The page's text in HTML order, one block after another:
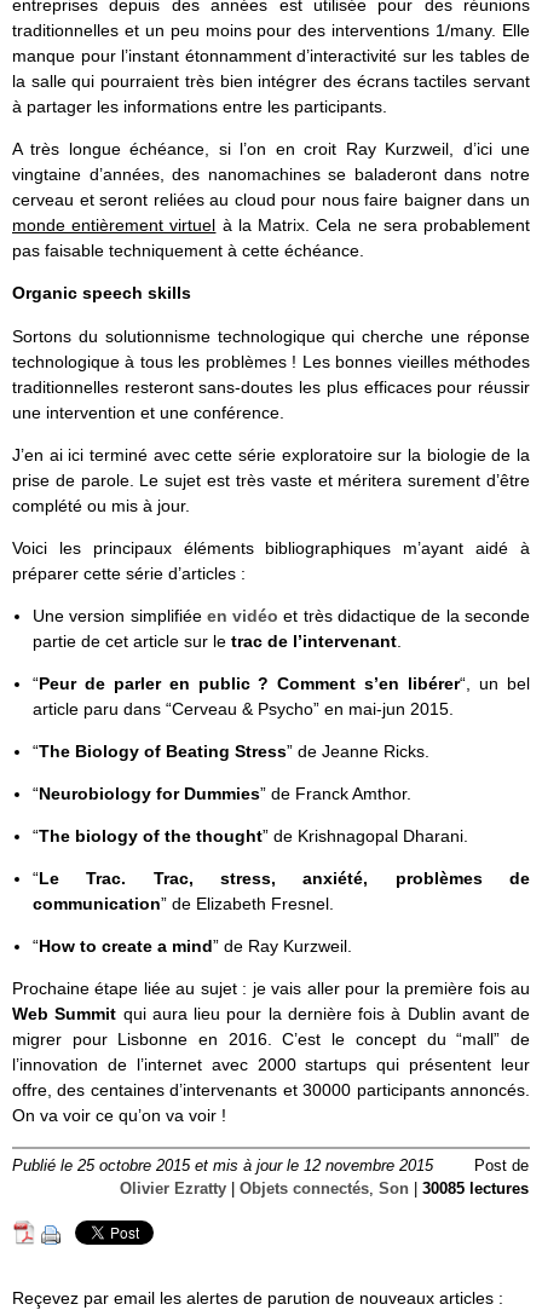
entreprises depuis des années est utilisée pour des réunions
traditionnelles et un peu moins pour des interventions 1/many. Elle
manque pour l’instant étonnamment d’interactivité sur les tables de
la salle qui pourraient très bien intégrer des écrans tactiles servant
à partager les informations entre les participants.
A très longue échéance, si l’on en croit Ray Kurzweil, d’ici une
vingtaine d’années, des nanomachines se baladeront dans notre
cerveau et seront reliées au cloud pour nous faire baigner dans un
monde entièrement virtuel à la Matrix. Cela ne sera probablement
pas faisable techniquement à cette échéance.
Organic speech skills
Sortons du solutionnisme technologique qui cherche une réponse
technologique à tous les problèmes ! Les bonnes vieilles méthodes
traditionnelles resteront sans-doutes les plus efficaces pour réussir
une intervention et une conférence.
J’en ai ici terminé avec cette série exploratoire sur la biologie de la
prise de parole. Le sujet est très vaste et méritera surement d’être
complété ou mis à jour.
Voici les principaux éléments bibliographiques m’ayant aidé à
préparer cette série d’articles :
Une version simplifiée en vidéo et très didactique de la seconde
partie de cet article sur le trac de l’intervenant.
“Peur de parler en public ? Comment s’en libérer“, un bel
article paru dans “Cerveau & Psycho” en mai-jun 2015.
“The Biology of Beating Stress” de Jeanne Ricks.
“Neurobiology for Dummies” de Franck Amthor.
“The biology of the thought” de Krishnagopal Dharani.
“Le Trac. Trac, stress, anxiété, problèmes de
communication” de Elizabeth Fresnel.
“How to create a mind” de Ray Kurzweil.
Prochaine étape liée au sujet : je vais aller pour la première fois au
Web Summit qui aura lieu pour la dernière fois à Dublin avant de
migrer pour Lisbonne en 2016. C’est le concept du “mall” de
l’innovation de l’internet avec 2000 startups qui présentent leur
offre, des centaines d’intervenants et 30000 participants annoncés.
On va voir ce qu’on va voir !
Publié le 25 octobre 2015 et mis à jour le 12 novembre 2015
Post de
Olivier Ezratty
Objets connectés, Son 30085 lectures
Reçevez par email les alertes de parution de nouveaux articles :